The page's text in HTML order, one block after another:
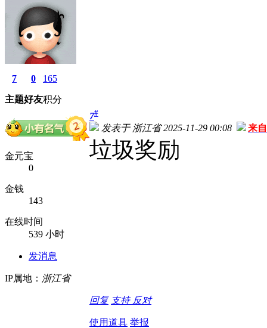
7
主题
0
好友
165
积分
金元宝
0
金钱
143
在线时间
539 小时
发消息
IP属地： 浙江省
7#
发表于 浙江省 2025-11-29 00:08 来
垃圾奖励
回复 支持 反对
使用道具 举报